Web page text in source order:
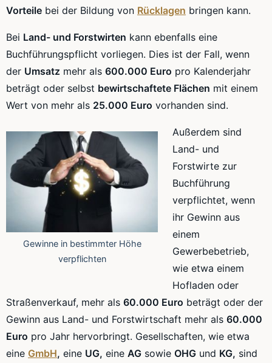
Vorteile bei der Bildung von Rücklagen bringen kann.
Bei Land- und Forstwirten kann ebenfalls eine
Buchführungspflicht vorliegen. Dies ist der Fall, wenn
der Umsatz mehr als 600.000 Euro pro Kalenderjahr
beträgt oder selbst bewirtschaftete Flächen mit einem
Wert von mehr als 25.000 Euro vorhanden sind.
Gewinne in bestimmter Höhe
verpflichten
Außerdem sind
Land- und
Forstwirte zur
Buchführung
verpflichtet, wenn
ihr Gewinn aus
einem
Gewerbebetrieb,
wie etwa einem
Hofladen oder
Straßenverkauf, mehr als 60.000 Euro beträgt oder der
Gewinn aus Land- und Forstwirtschaft mehr als 60.000
Euro pro Jahr hervorbringt. Gesellschaften, wie etwa
eine GmbH, eine UG, eine AG sowie OHG und KG, sind